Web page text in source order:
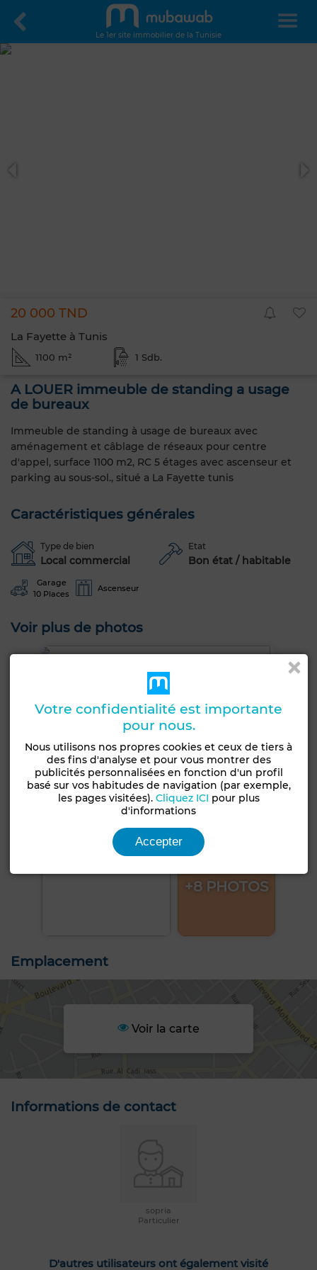
Le 1er site immobilier de la Tunisie
20 000 TND
La Fayette à Tunis
1100 m² 1 Sdb.
A LOUER immeuble de standing a usage
de bureaux
Immeuble de standing à usage de bureaux avec
aménagement et câblage de réseaux pour centre
d'appel, surface 1100 m2, RC 5 étages avec ascenseur et
parking au sous-sol., situé a La Fayette tunis
Caractéristiques générales
Type de bien
Local commercial
Etat
Bon état / habitable
Garage
10 Places
Ascenseur
Voir plus de photos
+8 PHOTOS
Emplacement
Voir la carte
Informations de contact
sopria
Particulier
D'autres utilisateurs ont également visité
Votre confidentialité est importante
pour nous.
Nous utilisons nos propres cookies et ceux de tiers à
des fins d'analyse et pour vous montrer des
publicités personnalisées en fonction d'un profil
basé sur vos habitudes de navigation (par exemple,
les pages visitées). Cliquez ICI pour plus
d'informations
Accepter